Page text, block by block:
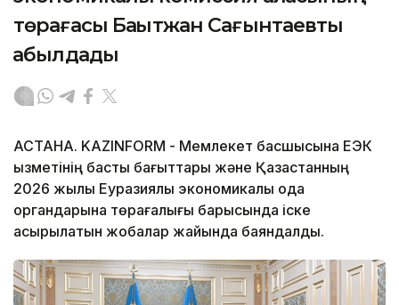
төрағасы Бақытжан Сағынтаевты
қабылдады
АСТАНА. KAZINFORM - Мемлекет басшысына ЕЭК
қызметінің басты бағыттары және Қазақстанның
2026 жылы Еуразиялық экономикалық одақ
органдарына төрағалығы барысында іске
асырылатын жобалар жайында баяндалды.